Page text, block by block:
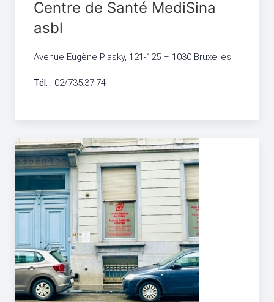
Centre de Santé MediSina
asbl
Avenue Eugène Plasky, 121-125 – 1030 Bruxelles
Tél. : 02/735.37.74